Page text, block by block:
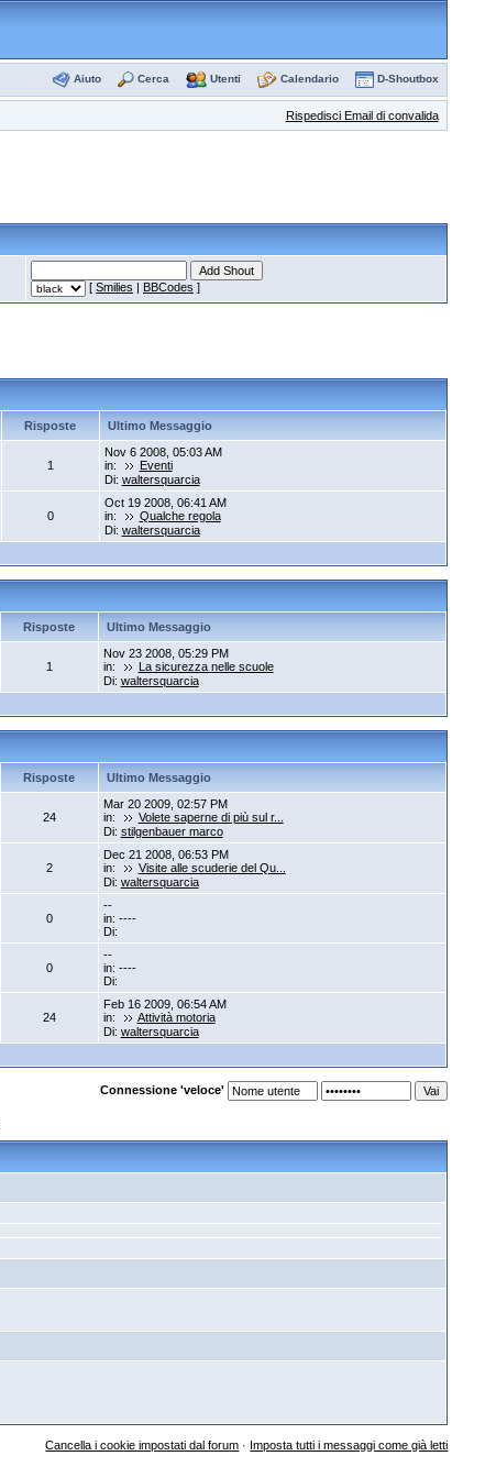
Aiuto Cerca Utenti Calendario D-Shoutbox
Rispedisci Email di convalida
[ Smilies BBCodes ]
Risposte Ultimo Messaggio
1
Nov 6 2008, 05:03 AM
in:
Eventi
Di: waltersquarcia
0
Oct 19 2008, 06:41 AM
in:
Qualche regola
Di: waltersquarcia
Risposte Ultimo Messaggio
1
Nov 23 2008, 05:29 PM
in:
La sicurezza nelle scuole
Di: waltersquarcia
Risposte Ultimo Messaggio
24
Mar 20 2009, 02:57 PM
in:
Volete saperne di più sul r...
Di: stilgenbauer marco
2
Dec 21 2008, 06:53 PM
in:
Visite alle scuderie del Qu...
Di: waltersquarcia
0
--
in: ----
Di:
0
--
in: ----
Di:
24
Feb 16 2009, 06:54 AM
in:
Attività motoria
Di: waltersquarcia
Connessione 'veloce'
Cancella i cookie impostati dal forum · Imposta tutti i messaggi come già letti